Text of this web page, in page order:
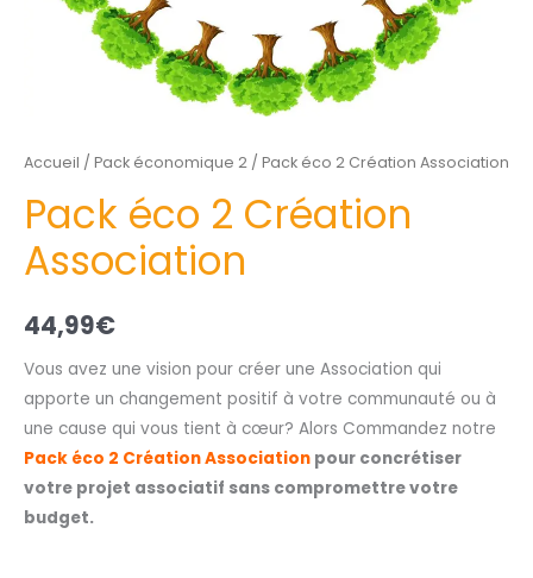
Accueil / Pack économique 2 / Pack éco 2 Création Association
Pack éco 2 Création
Association
44,99€
Vous avez une vision pour créer une Association qui
apporte un changement positif à votre communauté ou à
une cause qui vous tient à cœur? Alors Commandez notre
Pack éco 2 Création Association pour concrétiser
votre projet associatif sans compromettre votre
budget.